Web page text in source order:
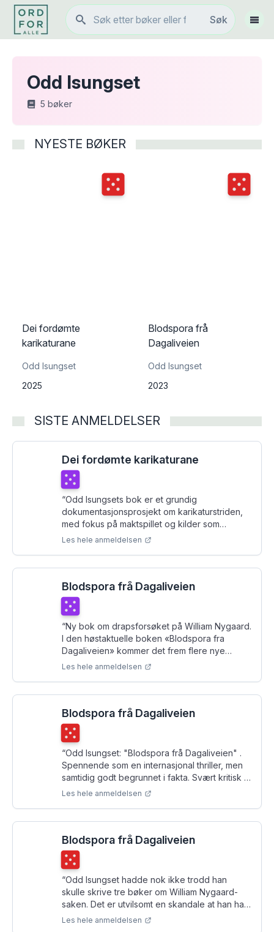
Søk
Søk
Vis
Odd Isungset
5 bøker
NYESTE BØKER
Terningkast
Dei fordømte
karikaturane
Odd Isungset
2025
Blodspora frå
Dagaliveien
Odd Isungset
2023
SISTE ANMELDELSER
Dei fordømte karikaturane
Terningkast
“Odd Isungsets bok er et grundig
dokumentasjonsprosjekt om karikaturstriden,
med fokus på maktspillet og kilder som
memoarer og nedgraderte dokumenter.
Les hele anmeldelsen
Blodspora frå Dagaliveien
Terningkast
“Ny bok om drapsforsøket på William Nygaard.
I den høstaktuelle boken «Blodspora fra
Dagaliveien» kommer det frem flere nye
opplysninger om drapsforsøket på
Les hele anmeldelsen
Blodspora frå Dagaliveien
Terningkast
“Odd Isungset: "Blodspora frå Dagaliveien" .
Spennende som en internasjonal thriller, men
samtidig godt begrunnet i fakta. Svært kritisk til
politiets innsats. Og til feige, unnvikende
og slett en fremragende bok.”
Les hele anmeldelsen
Blodspora frå Dagaliveien
Terningkast
“Odd Isungset hadde nok ikke trodd han
skulle skrive tre bøker om William Nygaard-
saken. Det er utvilsomt en skandale at han har
vært nødt til å gjøre det.
Les hele anmeldelsen